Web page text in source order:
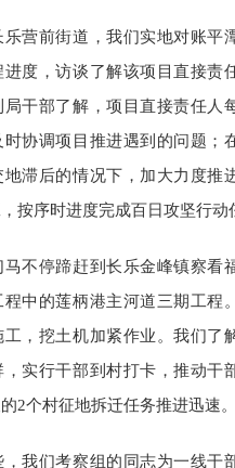
前街道，我们实地对账平
进度，访谈了解该项目直接责
干部了解，项目直接责任人
协调项目推进遇到的问题；
滞后的情况下，加大力度推
按序时进度完成百日攻坚行动
停蹄赶到长乐金峰镇察看
中的莲柄港主河道三期工程
，挖土机加紧作业。我们了
实行干部到村打卡，推动干
2个村征地拆迁任务推进迅速。
们考察组的同志为一线干